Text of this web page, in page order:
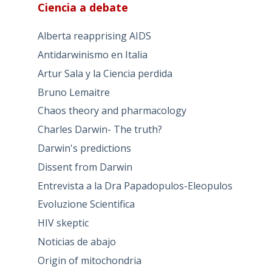
Ciencia a debate
Alberta reapprising AIDS
Antidarwinismo en Italia
Artur Sala y la Ciencia perdida
Bruno Lemaitre
Chaos theory and pharmacology
Charles Darwin- The truth?
Darwin's predictions
Dissent from Darwin
Entrevista a la Dra Papadopulos-Eleopulos
Evoluzione Scientifica
HIV skeptic
Noticias de abajo
Origin of mitochondria